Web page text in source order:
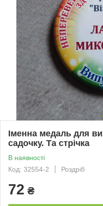
Іменна медаль для
садочку. Та стрічка
В наявності
Код: 32554-2
Роздріб
72 ₴